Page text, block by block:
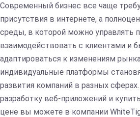
Современный бизнес все чаще
присутствия в интернете, а
среды, в которой можно управлять
взаимодействовать с клиентами и
адаптироваться к изменениям
индивидуальные платформы
развития компаний в разных
разработку веб-приложений и
цене вы можете в компании